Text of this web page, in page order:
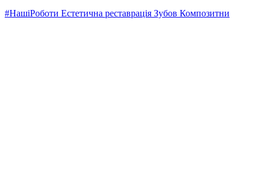
#НашіРоботи Естетична реставрація Зубов Композитни